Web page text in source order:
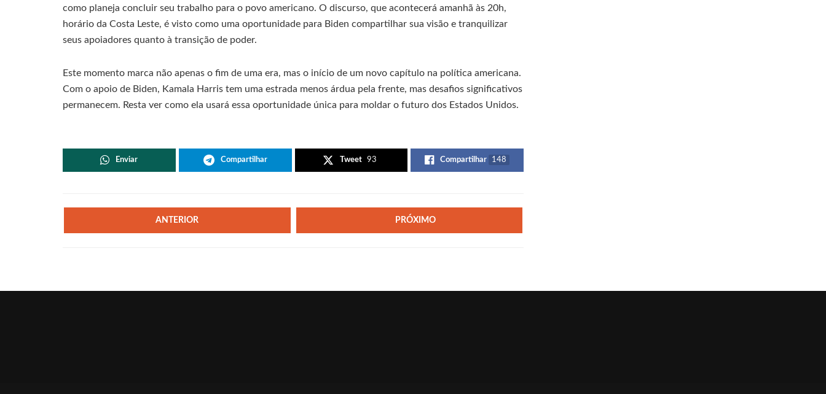
como planeja concluir seu trabalho para o povo americano. O discurso, que acontecerá amanhã às 20h,
horário da Costa Leste, é visto como uma oportunidade para Biden compartilhar sua visão e tranquilizar
seus apoiadores quanto à transição de poder.
Este momento marca não apenas o fim de uma era, mas o início de um novo capítulo na política americana.
Com o apoio de Biden, Kamala Harris tem uma estrada menos árdua pela frente, mas desafios significativos
permanecem. Resta ver como ela usará essa oportunidade única para moldar o futuro dos Estados Unidos.
Enviar Compartilhar Tweet 93 Compartilhar 148
ANTERIOR PRÓXIMO